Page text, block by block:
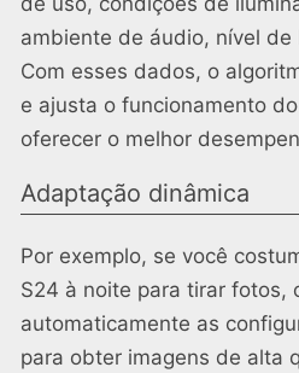
ambiente de áudio, nível
Com esses dados, o
e ajusta o funcionamento
oferecer o melhor
Adaptação dinâmica
Por exemplo, se você
S24 à noite para tirar fotos,
automaticamente as
para obter imagens de alta